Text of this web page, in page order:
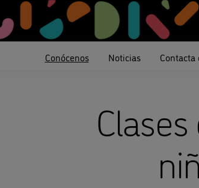
Conócenos Noticias Contacta